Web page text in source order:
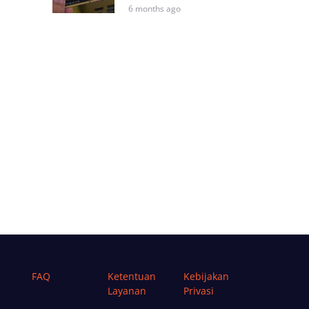
6 months ago
FAQ
Ketentuan
Layanan
Kebijakan
Privasi